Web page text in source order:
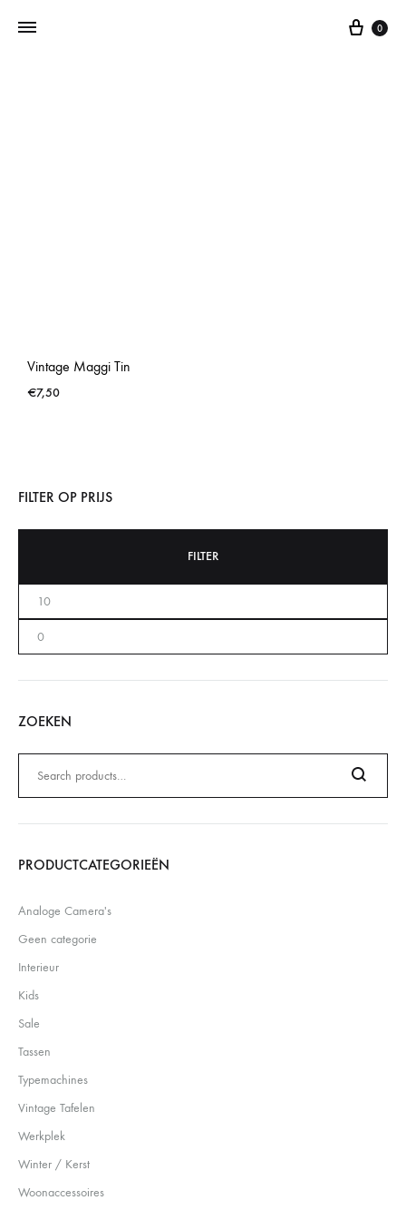
0
Vintage Maggi Tin
€7,50
FILTER OP PRIJS
FILTER
ZOEKEN
naar:
Search
PRODUCTCATEGORIEËN
Analoge Camera's
Geen categorie
Interieur
Kids
Sale
Tassen
Typemachines
Vintage Tafelen
Werkplek
Winter / Kerst
Woonaccessoires